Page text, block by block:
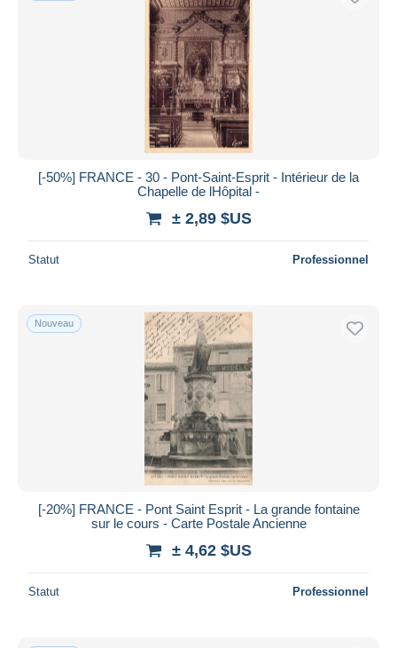
[-50%] FRANCE - 30 - Pont-Saint-Esprit - Intérieur de la
Chapelle de lHôpital -
± 2,89 $US
Statut Professionnel
Nouveau
[-20%] FRANCE - Pont Saint Esprit - La grande fontaine
sur le cours - Carte Postale Ancienne
± 4,62 $US
Statut Professionnel